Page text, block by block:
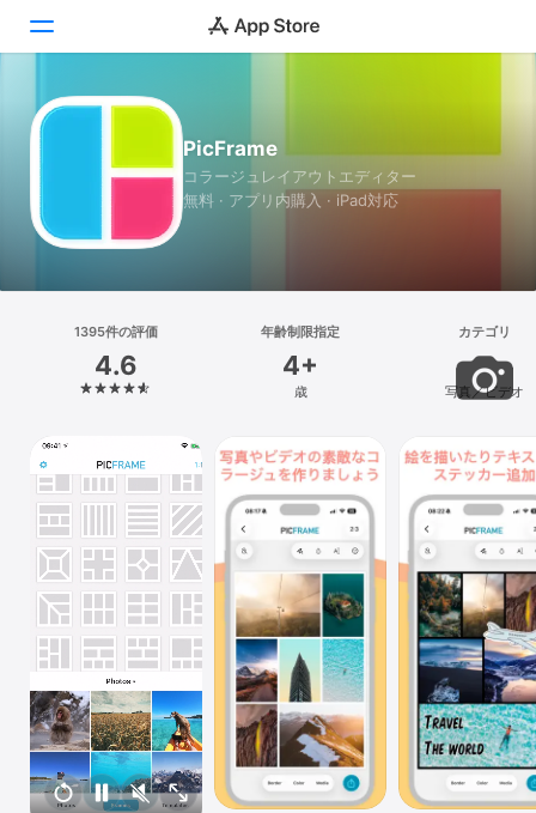
ゲーム
検索
プラットフォーム
iPhone
Mac
Vision
Watch
PicFrame
コラージュレイアウトエディター
無料 · アプリ内購入 · iPad対応
1395件の評価
4.6
年齢制限指定
4+
歳
カテゴリ
写真／ビデオ